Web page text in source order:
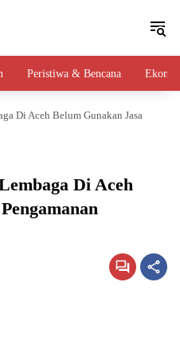
Peristiwa & Bencana
Di Aceh Belum Gunakan Jasa
Di Aceh